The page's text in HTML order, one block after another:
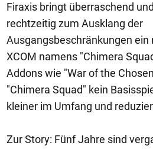
Firaxis bringt überraschend
rechtzeitig zum Ausklang der
Ausgangsbeschränkungen ein
XCOM namens "Chimera
Addons wie "War of the
"Chimera Squad" kein
kleiner im Umfang und
Zur Story: Fünf Jahre sind